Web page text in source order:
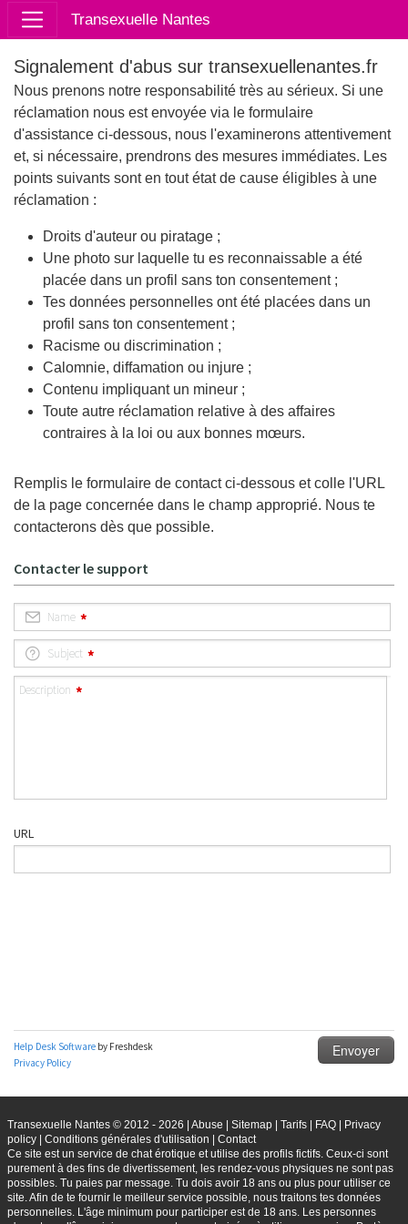
Transexuelle Nantes
Signalement d'abus sur transexuellenantes.fr
Nous prenons notre responsabilité très au sérieux. Si une
réclamation nous est envoyée via le formulaire
d'assistance ci-dessous, nous l'examinerons attentivement
et, si nécessaire, prendrons des mesures immédiates. Les
points suivants sont en tout état de cause éligibles à une
réclamation :
Droits d'auteur ou piratage ;
Une photo sur laquelle tu es reconnaissable a été
placée dans un profil sans ton consentement ;
Tes données personnelles ont été placées dans un
profil sans ton consentement ;
Racisme ou discrimination ;
Calomnie, diffamation ou injure ;
Contenu impliquant un mineur ;
Toute autre réclamation relative à des affaires
contraires à la loi ou aux bonnes mœurs.
Remplis le formulaire de contact ci-dessous et colle l'URL
de la page concernée dans le champ approprié. Nous te
contacterons dès que possible.
Transexuelle Nantes © 2012 - 2026 Abuse Sitemap| Tarifs| FAQ|
Privacy
policy| Conditions générales d'utilisation
Contact
Ce site est un service de chat érotique et utilise des profils fictifs. Ceux-ci sont
purement à des fins de divertissement, les rendez-vous physiques ne sont pas
possibles. Tu paies par message. Tu dois avoir 18 ans ou plus pour utiliser ce
site. Afin de te fournir le meilleur service possible, nous traitons tes données
personnelles. L'âge minimum pour participer est de 18 ans. Les personnes